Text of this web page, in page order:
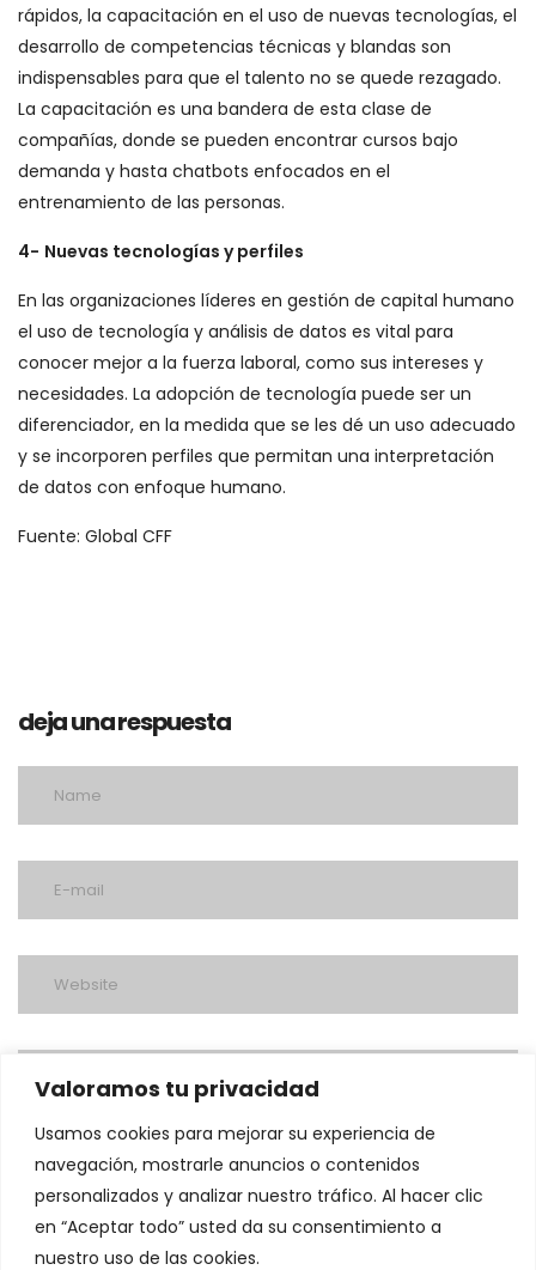
Valoramos tu privacidad
Usamos cookies para mejorar su experiencia de
navegación, mostrarle anuncios o contenidos
personalizados y analizar nuestro tráfico. Al hacer clic
en “Aceptar todo” usted da su consentimiento a
nuestro uso de las cookies.
rápidos, la capacitación en el uso de nuevas tecnologías, el
desarrollo de competencias técnicas y blandas son
indispensables para que el talento no se quede rezagado.
La capacitación es una bandera de esta clase de
compañías, donde se pueden encontrar cursos bajo
demanda y hasta chatbots enfocados en el
entrenamiento de las personas.
4- Nuevas tecnologías y perfiles
En las organizaciones líderes en gestión de capital humano
el uso de tecnología y análisis de datos es vital para
conocer mejor a la fuerza laboral, como sus intereses y
necesidades. La adopción de tecnología puede ser un
diferenciador, en la medida que se les dé un uso adecuado
y se incorporen perfiles que permitan una interpretación
de datos con enfoque humano.
Fuente: Global CFF
deja una respuesta